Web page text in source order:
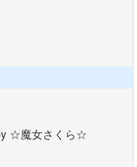
☆魔女さくら☆